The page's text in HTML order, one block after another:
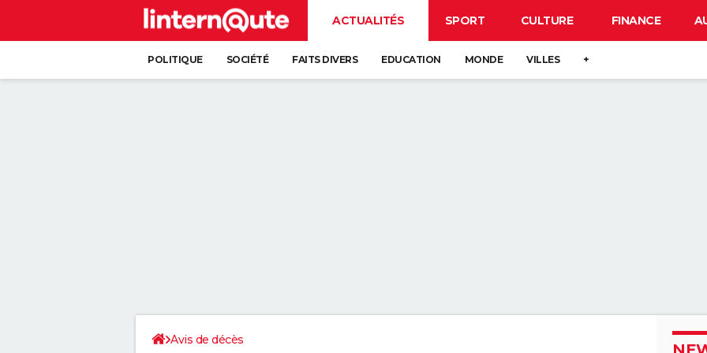
ACTUALITÉS SPORT CULTURE FINANCE
POLITIQUE SOCIÉTÉ FAITS DIVERS EDUCATION MONDE VILLES +
Avis de décès